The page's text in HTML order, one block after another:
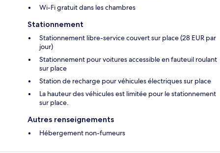
Wi-Fi gratuit dans les chambres
Stationnement
Stationnement libre-service couvert sur place (28 EUR par
jour)
Stationnement pour voitures accessible en fauteuil roulant
sur place
Station de recharge pour véhicules électriques sur place
La hauteur des véhicules est limitée pour le stationnement
sur place.
Autres renseignements
Hébergement non-fumeurs